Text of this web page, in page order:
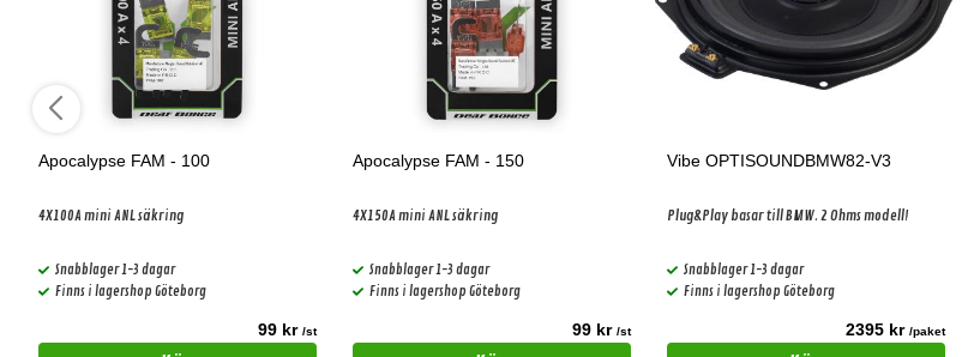
Apocalypse FAM - 100
4X100A mini ANL säkring
Snabblager 1-3 dagar
Finns i lagershop Göteborg
99 kr /st
Apocalypse FAM - 150
4X150A mini ANL säkring
Snabblager 1-3 dagar
Finns i lagershop Göteborg
99 kr /st
Vibe OPTISOUNDBMW82-V3
Plug&Play basar till BMW. 2 Ohms modell!
Snabblager 1-3 dagar
Finns i lagershop Göteborg
2395 kr /paket